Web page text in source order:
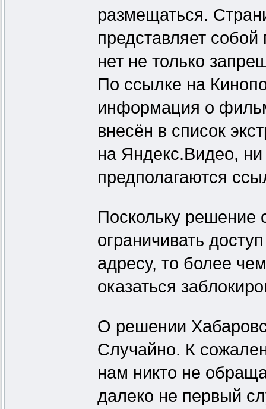
размещаться.
представляет
нет не только
По ссылке на
информация о
внесён в список
на Яндекс.Видео,
предполагаются
Поскольку решение
ограничивать
адресу, то более
оказаться
О решении
Случайно. К
нам никто не
далеко не первый